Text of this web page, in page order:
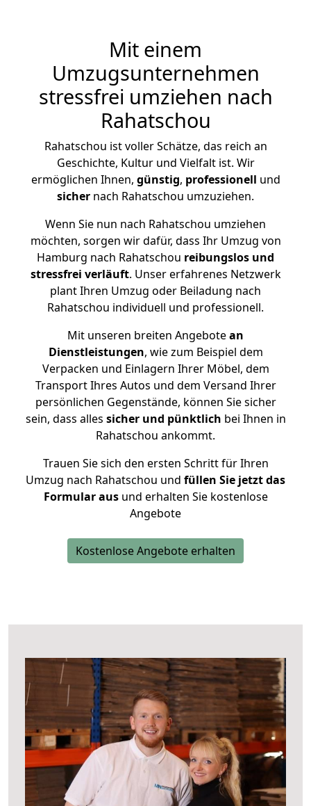
Mit einem
Umzugsunternehmen
stressfrei umziehen nach
Rahatschou
Rahatschou ist voller Schätze, das reich an
Geschichte, Kultur und Vielfalt ist. Wir
ermöglichen Ihnen, günstig, professionell und
sicher nach Rahatschou umzuziehen.
Wenn Sie nun nach Rahatschou umziehen
möchten, sorgen wir dafür, dass Ihr Umzug von
Hamburg nach Rahatschou reibungslos und
stressfrei verläuft. Unser erfahrenes Netzwerk
plant Ihren Umzug oder Beiladung nach
Rahatschou individuell und professionell.
Mit unseren breiten Angebotean
Dienstleistungen, wie zum Beispiel dem
Verpacken und Einlagern Ihrer Möbel, dem
Transport Ihres Autos und dem Versand Ihrer
persönlichen Gegenstände, können Sie sicher
sein, dass alles sicher und pünktlich bei Ihnen in
Rahatschou ankommt.
Trauen Sie sich den ersten Schritt für Ihren
Umzug nach Rahatschou und füllen Sie jetzt das
Formular ausund erhalten Sie kostenlose
Angebote
Kostenlose Angebote erhalten